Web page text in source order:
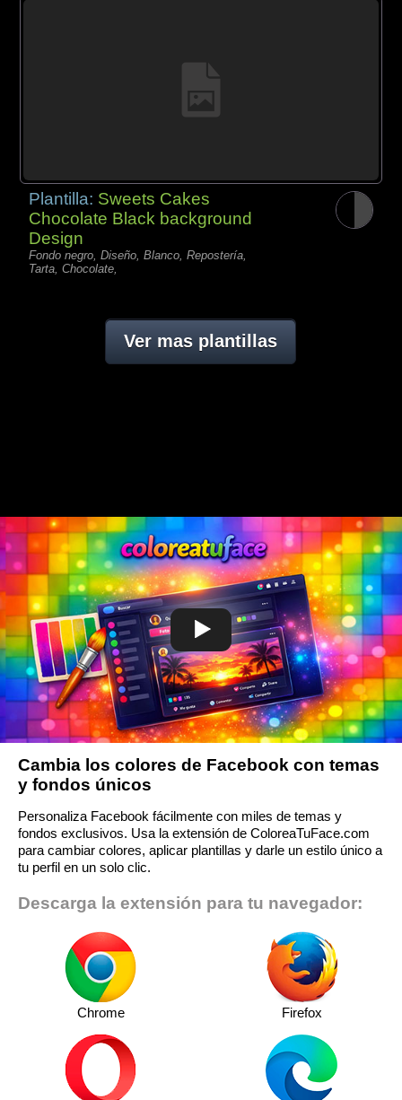
Plantilla: Sweets Cakes
Chocolate Black background
Design
Fondo negro, Diseño, Blanco, Repostería,
Tarta, Chocolate,
Ver mas plantillas
Cambia los colores de Facebook con temas
y fondos únicos
Personaliza Facebook fácilmente con miles de temas y
fondos exclusivos. Usa la extensión de ColoreaTuFace.com
para cambiar colores, aplicar plantillas y darle un estilo único a
tu perfil en un solo clic.
Descarga la extensión para tu navegador:
Chrome Firefox